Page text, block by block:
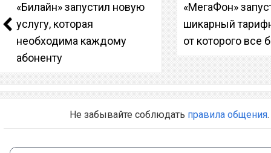
«Билайн» запустил новую
услугу, которая
необходима каждому
абоненту
«МегаФон»
шикарный
от которого все
Не забывайте соблюдать правила общения.